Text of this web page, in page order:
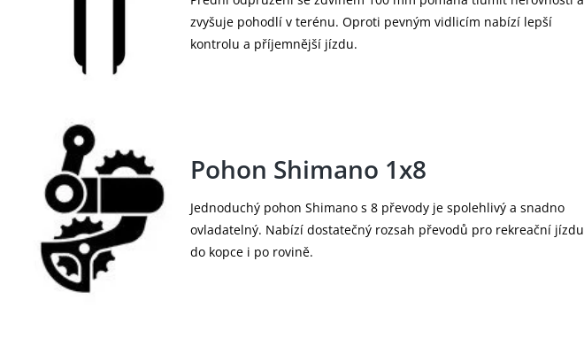
zvyšuje pohodlí v terénu. Oproti pevným vidlicím nabízí lepší
kontrolu a příjemnější jízdu.
Pohon Shimano 1x8
Jednoduchý pohon Shimano s 8 převody je spolehlivý a snadno
ovladatelný. Nabízí dostatečný rozsah převodů pro rekreační jízdu
do kopce i po rovině.